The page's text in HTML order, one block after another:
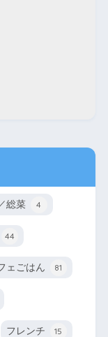
総菜 4
44
ェごはん 81
フレンチ 15